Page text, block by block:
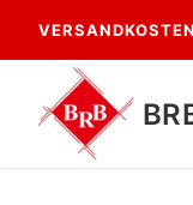
Inhalt
springen